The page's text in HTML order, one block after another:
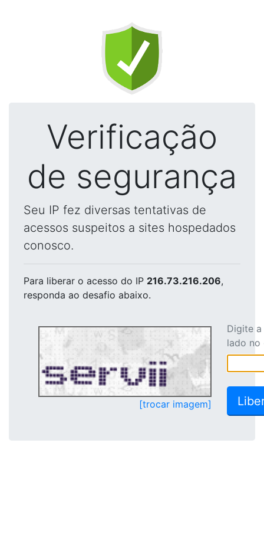
Verificação
de segurança
Seu IP fez diversas tentativas de
acessos suspeitos a sites hospedados
conosco.
Para liberar o acesso do IP 216.73.216.206,
responda ao desafio abaixo.
[trocar imagem]
Digite
lado no